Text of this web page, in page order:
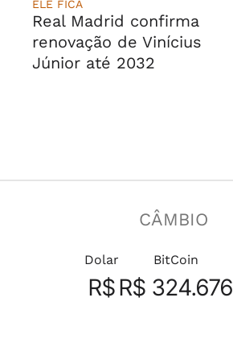
ELE FICA
Real Madrid confirma
renovação de Vinícius
Júnior até 2032
CÂMBIO
Dolar
R$
BitCoin
R$ 324.676